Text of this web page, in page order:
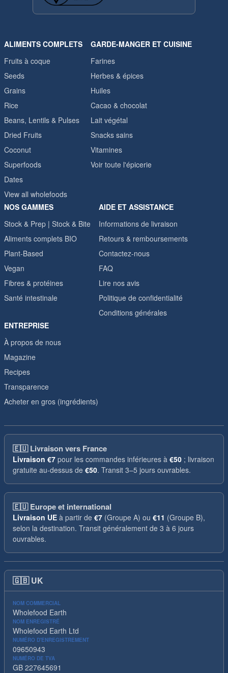
ALIMENTS COMPLETS
Fruits à coque
Seeds
Grains
Rice
Beans, Lentils & Pulses
Dried Fruits
Coconut
Superfoods
Dates
View all wholefoods
GARDE-MANGER ET CUISINE
Farines
Herbes & épices
Huiles
Cacao & chocolat
Lait végétal
Snacks sains
Vitamines
Voir toute l'épicerie
NOS GAMMES
Stock & Prep | Stock & Bite
Aliments complets BIO
Plant-Based
Vegan
Fibres & protéines
Santé intestinale
AIDE ET ASSISTANCE
Informations de livraison
Retours & remboursements
Contactez-nous
FAQ
Lire nos avis
Politique de confidentialité
Conditions générales
ENTREPRISE
À propos de nous
Magazine
Recipes
Transparence
Acheter en gros (ingrédients)
🇪🇺Livraison vers France
Livraison €7 pour les commandes inférieures à €50 ; livraison
gratuite au-dessus de €50. Transit 3–5 jours ouvrables.
🇪🇺Europe et international
Livraison UE à partir de €7 (Groupe A) ou €11 (Groupe B),
selon la destination. Transit généralement de 3 à 6 jours
ouvrables.
🇬🇧 UK
NOM COMMERCIAL
Wholefood Earth
NOM ENREGISTRÉ
Wholefood Earth Ltd
NUMÉRO D'ENREGISTREMENT
09650943
NUMÉRO DE TVA
GB 227645691